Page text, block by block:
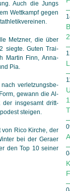
Auch die Jungs
Wettkampf gegen
Metzner, die über
siegte. Guten Trai­
Martin Finn, Anna-
Pia.
nach ver­let­zungs­be­
ge­wann die Al­
der ins­ge­samt dritt­
steigen.
von Rico Kirche, der
bei der Geraer
den Top 10 seiner